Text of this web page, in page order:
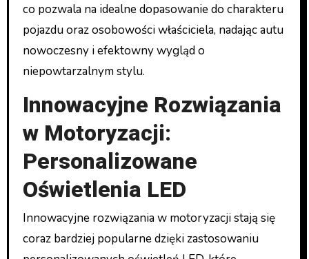
co pozwala na idealne dopasowanie do charakteru
pojazdu oraz osobowości właściciela, nadając autu
nowoczesny i efektowny wygląd o
niepowtarzalnym stylu.
Innowacyjne Rozwiązania
w Motoryzacji:
Personalizowane
Oświetlenia LED
Innowacyjne rozwiązania w motoryzacji stają się
coraz bardziej popularne dzięki zastosowaniu